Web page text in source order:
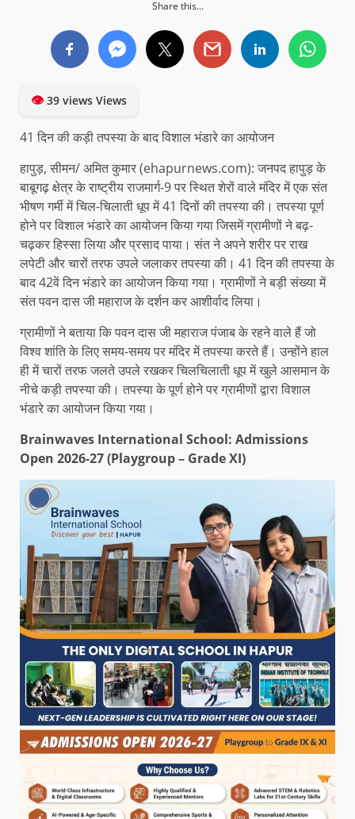
Share this...
👁39 views Views
41 दिन की कड़ी तपस्या के बाद विशाल भंडारे का आयोजन
हापुड़, सीमन/ अमित कुमार (ehapurnews.com): जनपद हापुड़ के
बाबूगढ़ क्षेत्र के राष्ट्रीय राजमार्ग-9 पर स्थित शेरों वाले मंदिर में एक संत
भीषण गर्मी में चिल-चिलाती धूप में 41 दिनों की तपस्या की। तपस्या पूर्ण
होने पर विशाल भंडारे का आयोजन किया गया जिसमें ग्रामीणों ने बढ़-
चढ़कर हिस्सा लिया और प्रसाद पाया। संत ने अपने शरीर पर राख
लपेटी और चारों तरफ उपले जलाकर तपस्या की। 41 दिन की तपस्या के
बाद 42वें दिन भंडारे का आयोजन किया गया। ग्रामीणों ने बड़ी संख्या में
संत पवन दास जी महाराज के दर्शन कर आशीर्वाद लिया।
ग्रामीणों ने बताया कि पवन दास जी महाराज पंजाब के रहने वाले हैं जो
विश्व शांति के लिए समय-समय पर मंदिर में तपस्या करते हैं। उन्होंने हाल
ही में चारों तरफ जलते उपले रखकर चिलचिलाती धूप में खुले आसमान के
नीचे कड़ी तपस्या की। तपस्या के पूर्ण होने पर ग्रामीणों द्वारा विशाल
भंडारे का आयोजन किया गया।
Brainwaves International School: Admissions
Open 2026-27 (Playgroup – Grade XI)